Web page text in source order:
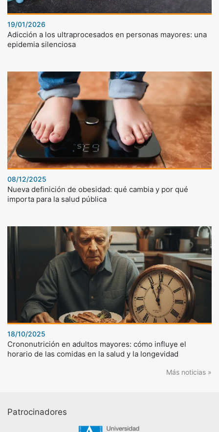
19/01/2026
Adicción a los ultraprocesados en personas mayores: una
epidemia silenciosa
08/12/2025
Nueva definición de obesidad: qué cambia y por qué
importa para la salud pública
18/10/2025
Crononutrición en adultos mayores: cómo influye el
horario de las comidas en la salud y la longevidad
Más noticias »
Patrocinadores